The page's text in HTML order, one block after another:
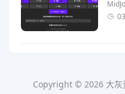
Copyright © 2026 大灰